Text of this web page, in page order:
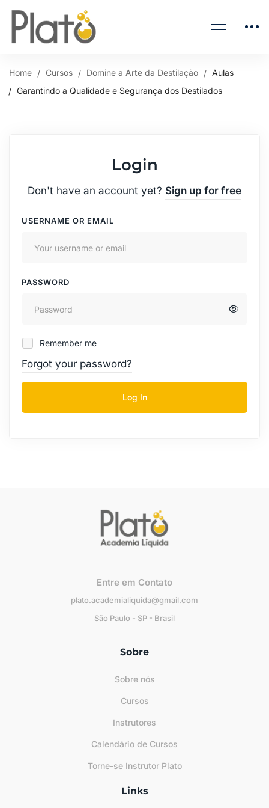
Home Cursos Domine a Arte da Destilação
Aulas
Garantindo a Qualidade e Segurança dos Destilados
Login
Don't have an account yet? Sign up for free
USERNAME OR EMAIL
PASSWORD
Remember me
Forgot your password?
Log In
Entre em Contato
plato.academialiquida@gmail.com
São Paulo - SP - Brasil
Sobre
Sobre nós
Cursos
Instrutores
Calendário de Cursos
Torne-se Instrutor Plato
Links